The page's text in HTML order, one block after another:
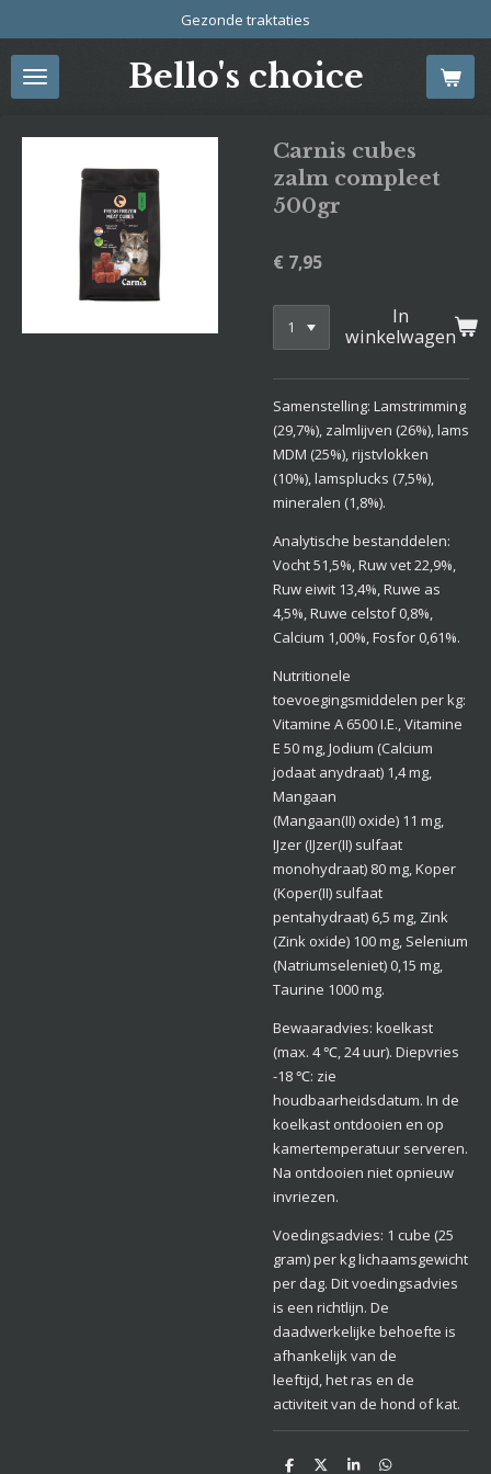
naar
de
Bello's choice
Gezonde traktaties
Carnis cubes
zalm compleet
500gr
€ 7,95
In
winkelwagen
Samenstelling: Lamstrimming
(29,7%), zalmlijven (26%), lams
MDM (25%), rijstvlokken
(10%), lamsplucks (7,5%),
mineralen (1,8%).
Analytische bestanddelen:
Vocht 51,5%, Ruw vet 22,9%,
Ruw eiwit 13,4%, Ruwe as
4,5%, Ruwe celstof 0,8%,
Calcium 1,00%, Fosfor 0,61%.
Nutritionele
toevoegingsmiddelen per kg:
Vitamine A 6500 I.E., Vitamine
E 50 mg, Jodium (Calcium
jodaat anydraat) 1,4 mg,
Mangaan
(Mangaan(II) oxide) 11 mg,
IJzer (IJzer(II) sulfaat
monohydraat) 80 mg, Koper
(Koper(II) sulfaat
pentahydraat) 6,5 mg, Zink
(Zink oxide) 100 mg, Selenium
(Natriumseleniet) 0,15 mg,
Taurine 1000 mg.
Bewaaradvies: koelkast
(max. 4 ℃, 24 uur). Diepvries
-18 ℃: zie
houdbaarheidsdatum. In de
koelkast ontdooien en op
kamertemperatuur serveren.
Na ontdooien niet opnieuw
invriezen.
Voedingsadvies: 1 cube (25
gram) per kg lichaamsgewicht
per dag. Dit voedingsadvies
is een richtlijn. De
daadwerkelijke behoefte is
afhankelijk van de
leeftijd, het ras en de
activiteit van de hond of kat.
D D S D